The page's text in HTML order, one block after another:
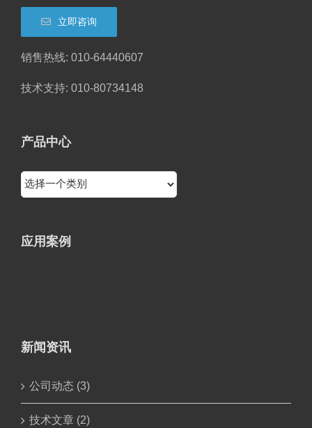
立即咨询
销售热线: 010-64440607
技术支持: 010-80734148
产品中心
应用案例
新闻资讯
公司动态 (3)
技术文章 (2)